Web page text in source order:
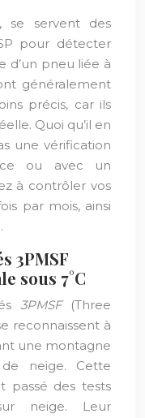
se servent des
pour détecter
d’un pneu liée à
généralement
précis, car ils
Quoi qu’il en
une vérification
ou avec un
à contrôler vos
par mois, ainsi
3PMSF
sous 7°C
3PMSF(Three
reconnaissent à
une montagne
neige. Cette
passé des tests
neige. Leur